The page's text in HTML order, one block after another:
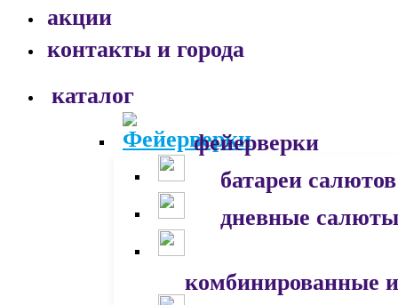
акции
контакты и города
каталог
фейерверки
батареи салютов
дневные салюты
комбинированные